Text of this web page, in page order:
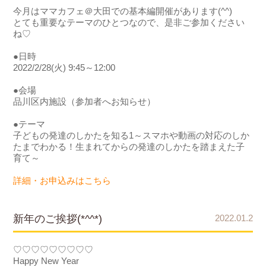
今月はママカフェ＠大田での基本編開催があります(^^)
とても重要なテーマのひとつなので、是非ご参加ください
ね♡
●日時
2022/2/28(火) 9:45～12:00
●会場
品川区内施設（参加者へお知らせ）
●テーマ
子どもの発達のしかたを知る1～スマホや動画の対応のしか
たまでわかる！生まれてからの発達のしかたを踏まえた子
育て～
詳細・お申込みはこちら
2022.01.2
新年のご挨拶(*^^*)
♡♡♡♡♡♡♡♡♡
Happy New Year